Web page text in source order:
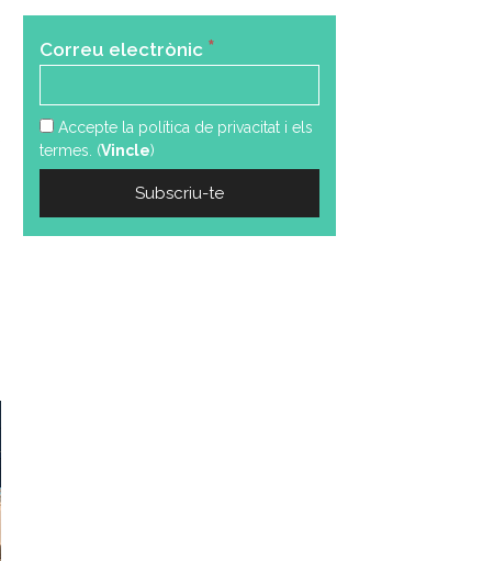
Correu electrònic *
Accepte la política de privacitat i els
termes. (Vincle)